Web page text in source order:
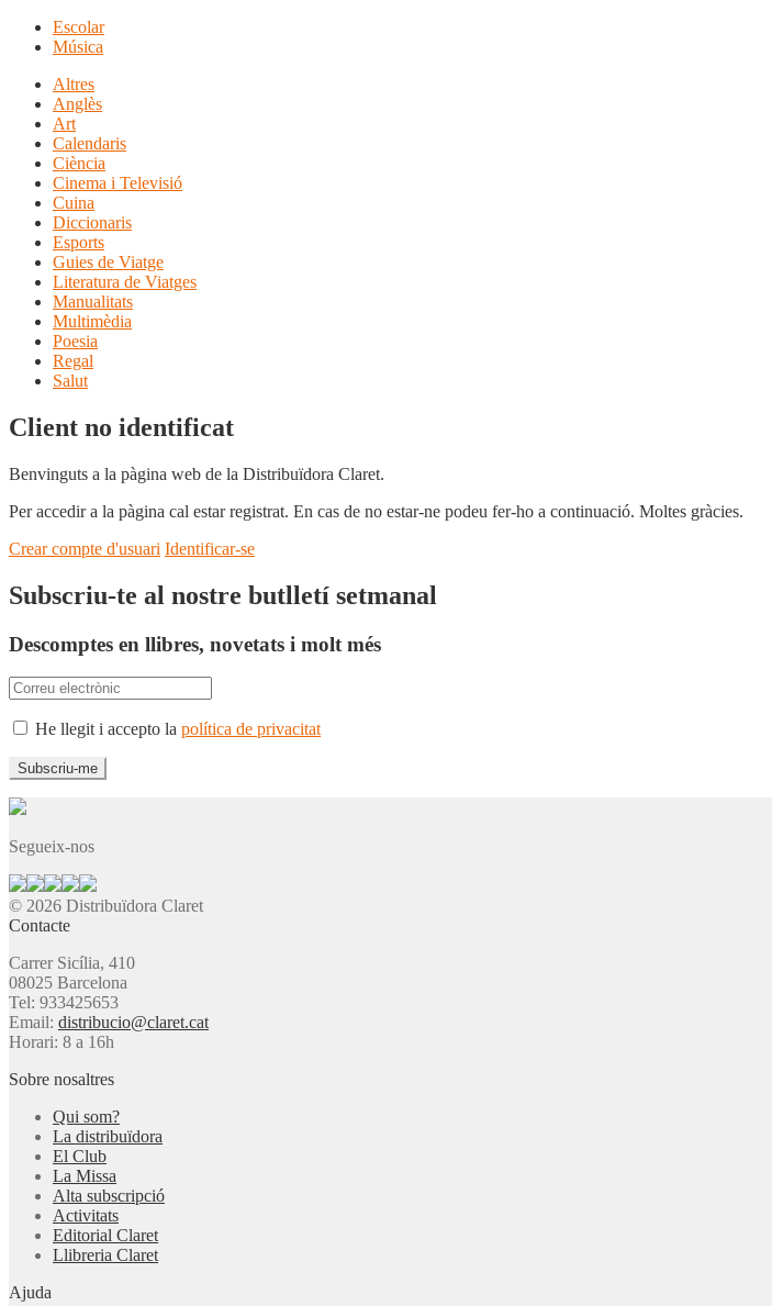
Escolar
Música
Altres
Anglès
Art
Calendaris
Ciència
Cinema i Televisió
Cuina
Diccionaris
Esports
Guies de Viatge
Literatura de Viatges
Manualitats
Multimèdia
Poesia
Regal
Salut
Client no identificat
Benvinguts a la pàgina web de la Distribuïdora Claret.
Per accedir a la pàgina cal estar registrat. En cas de no estar-ne podeu fer-ho a continuació. Moltes gràcies.
Crear compte d'usuari Identificar-se
Subscriu-te al nostre butlletí setmanal
Descomptes en llibres, novetats i molt més
He llegit i accepto la política de privacitat
Segueix-nos
© 2026 Distribuïdora Claret
Contacte
Carrer Sicília, 410
08025 Barcelona
Tel: 933425653
Email: distribucio@claret.cat
Horari: 8 a 16h
Sobre nosaltres
Qui som?
La distribuïdora
El Club
La Missa
Alta subscripció
Activitats
Editorial Claret
Llibreria Claret
Ajuda